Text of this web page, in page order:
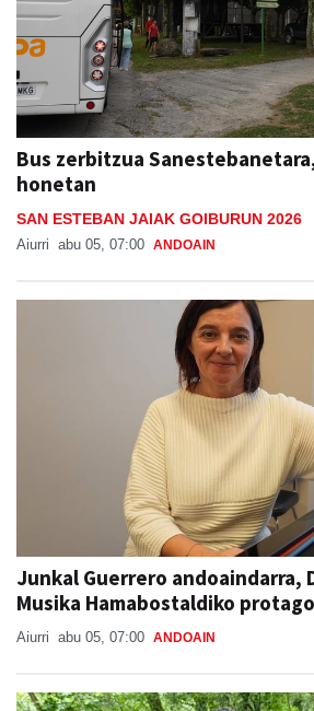
Bus zerbitzua
honetan
SAN ESTEBAN JAIAK GOIBURUN 2026
Aiurri abu 05, 07:00 ANDOAIN
Junkal Guerrero andoaindarra,
Musika Hamabostaldiko
Aiurri abu 05, 07:00 ANDOAIN